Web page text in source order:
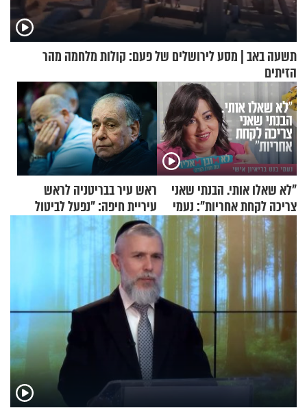
תשעה באב | מסע לירושלים של פעם: קולות מלחמה מהר
הזיתים
"לא שאלו אותי. הבנתי שאני
צריכה לקחת אחריות": נעמי
בנט בריאיון אישי
ראש עיר בבריטניה לראש
עיריית חיפה: ״נפעל לביטול
ברית הערים התאומות״